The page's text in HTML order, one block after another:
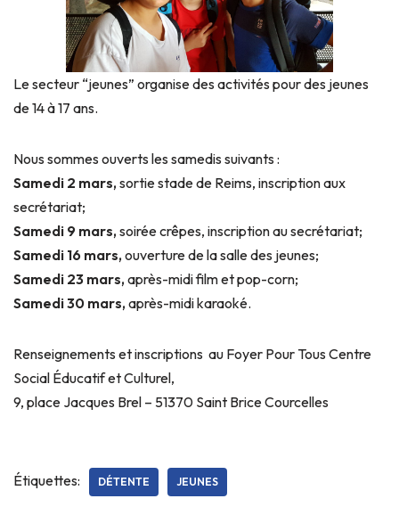
Le secteur “jeunes” organise des activités pour des jeunes
de 14 à 17 ans.
Nous sommes ouverts les samedis suivants :
Samedi 2 mars, sortie stade de Reims, inscription aux
secrétariat;
Samedi 9 mars, soirée crêpes, inscription au secrétariat;
Samedi 16 mars, ouverture de la salle des jeunes;
Samedi 23 mars, après-midi film et pop-corn;
Samedi 30 mars, après-midi karaoké.
Renseignements et inscriptions au Foyer Pour Tous Centre
Social Éducatif et Culturel,
9, place Jacques Brel – 51370 Saint Brice Courcelles
Étiquettes: DÉTENTE JEUNES